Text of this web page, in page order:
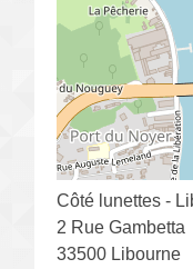
Côté lunettes -
2 Rue Gambetta
33500 Libourne